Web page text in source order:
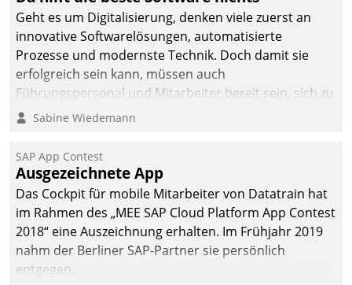
mit der Einführung einer neuen Software ist es nicht
getan. Die Digitalisierung erfordert von Unternehmen
die Bereitschaft, sich zu überprüfen, zu hinterfragen
und zu verändern.
Geht es um Digitalisierung, denken viele zuerst an
innovative Softwarelösungen, automatisierte
Prozesse und modernste Technik. Doch damit sie
erfolgreich sein kann, müssen auch
Führungspersonal und Mitarbeiter bereit sein, sich zu
verändern und anzupassen, sonst werden sie an ihr
Sabine Wiedemann
SAP App Contest
Ausgezeichnete App
Das Cockpit für mobile Mitarbeiter von Datatrain hat
im Rahmen des „MEE SAP Cloud Platform App Contest
2018“ eine Auszeichnung erhalten. Im Frühjahr 2019
nahm der Berliner SAP-Partner sie persönlich
entgegen.